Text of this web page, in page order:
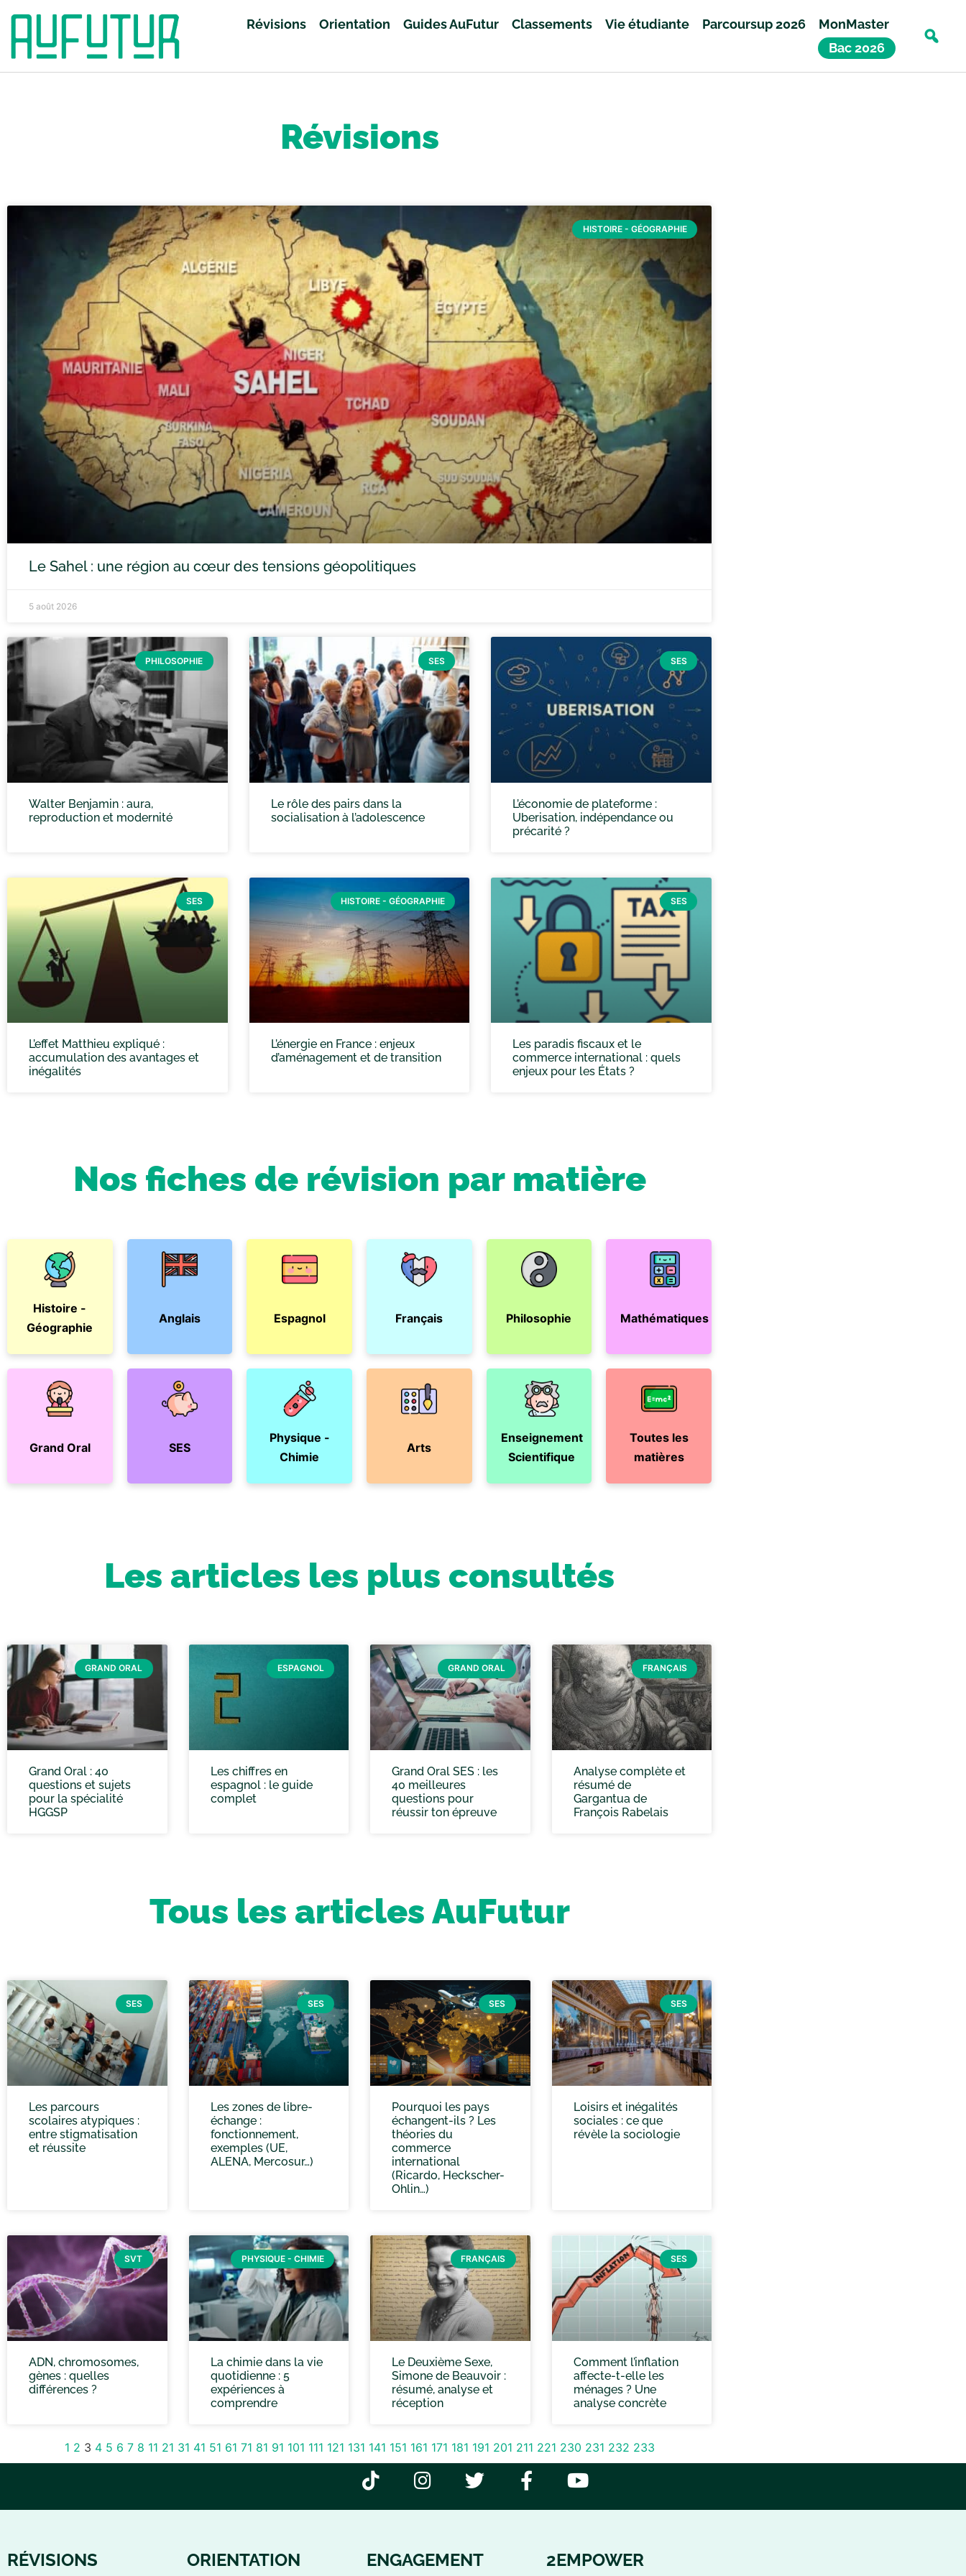
Révisions Orientation Guides AuFutur Classements Vie étudiante Parcoursup 2026
MonMaster
Bac 2026
Révisions
HISTOIRE - GÉOGRAPHIE
Le Sahel : une région au cœur des tensions géopolitiques
5 août 2026
PHILOSOPHIE
Walter Benjamin : aura,
reproduction et modernité
SES
Le rôle des pairs dans la
socialisation à l’adolescence
SES
L’économie de plateforme :
Uberisation, indépendance ou
précarité ?
SES
L’effet Matthieu expliqué :
accumulation des avantages et
inégalités
HISTOIRE - GÉOGRAPHIE
L’énergie en France : enjeux
d’aménagement et de transition
SES
Les paradis fiscaux et le
commerce international : quels
enjeux pour les États ?
Nos fiches de révision par matière
Histoire -
Géographie
Anglais Espagnol Français Philosophie Mathématiques
Grand Oral SES
Physique -
Chimie
Arts
Enseignement
Scientifique
Toutes les
matières
Les articles les plus consultés
GRAND ORAL
Grand Oral : 40
questions et sujets
pour la spécialité
HGGSP
ESPAGNOL
Les chiffres en
espagnol : le guide
complet
GRAND ORAL
Grand Oral SES : les
40 meilleures
questions pour
réussir ton épreuve
FRANÇAIS
Analyse complète et
résumé de
Gargantua de
François Rabelais
Tous les articles AuFutur
SES
Les parcours
scolaires atypiques :
entre stigmatisation
et réussite
SES
Les zones de libre-
échange :
fonctionnement,
exemples (UE,
ALENA, Mercosur…)
SES
Pourquoi les pays
échangent-ils ? Les
théories du
commerce
international
(Ricardo, Heckscher-
Ohlin…)
SES
Loisirs et inégalités
sociales : ce que
révèle la sociologie
SVT
ADN, chromosomes,
gènes : quelles
différences ?
PHYSIQUE - CHIMIE
La chimie dans la vie
quotidienne : 5
expériences à
comprendre
FRANÇAIS
Le Deuxième Sexe,
Simone de Beauvoir :
résumé, analyse et
réception
SES
Comment l’inflation
affecte-t-elle les
ménages ? Une
analyse concrète
1 2 3 4 5 6 7 8 11 21 31 41 51 61 71 81 91 101 111 121 131 141 151 161 171 181 191 201 211 221 230 231 232 233
RÉVISIONS ORIENTATION ENGAGEMENT 2EMPOWER